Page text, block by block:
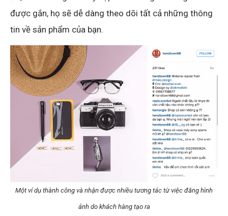
được gắn, họ sẽ dễ dàng theo dõi tất cả những thông
tin về sản phẩm của bạn.
Một ví dụ thành công và nhận được nhiều tương tác từ việc đăng hình
ảnh do khách hàng tạo ra